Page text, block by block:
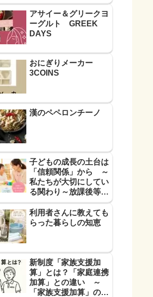
アサイー＆グリークヨ
ーグルト GREEK
DAYS
おにぎりメーカー
3COINS
漢のペペロンチーノ
子どもの成長の土台は
「信頼関係」から ～
私たちが大切にしてい
る関わり～放課後等デ
イサービス
利用者さんに教えても
らった暮らしの知恵
新制度「家族支援加
算」とは？「家庭連携
加算」との違い ～
「家族支援加算」の算